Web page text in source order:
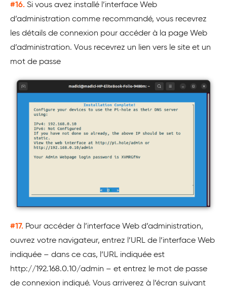
#16. Si vous avez installé l’interface Web
d’administration comme recommandé, vous recevrez
les détails de connexion pour accéder à la page Web
d’administration. Vous recevrez un lien vers le site et un
mot de passe
#17. Pour accéder à l’interface Web d’administration,
ouvrez votre navigateur, entrez l’URL de l’interface Web
indiquée – dans ce cas, l’URL indiquée est
http://192.168.0.10/admin – et entrez le mot de passe
de connexion indiqué. Vous arriverez à l’écran suivant